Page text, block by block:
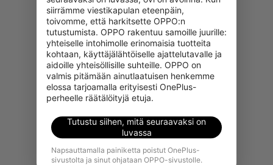
siirrämme viestikapulan eteenpäin,
toivomme, että harkitsette OPPO:n
tutustumista. OPPO rakentuu samoille juurille:
yhteiselle intohimolle erinomaisia tuotteita
kohtaan, käyttäjälähtöiselle ajattelutavalle ja
aidoille yhteisöllisille suhteille. OPPO on
valmis pitämään ainutlaatuisen henkemme
elossa tarjoamalla erityisesti OnePlus-
perheelle räätälöityjä etuja.
Tutustu siihen, mitä seuraavaksi on
luvassa
Napsauttamalla painiketta poistut OnePlus-
sivustolta ja sinut ohjataan OPPO-sivustolle.